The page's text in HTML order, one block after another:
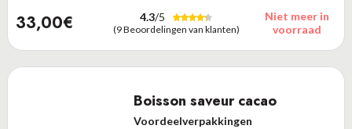
33,00€ 4.3/5
(9 Beoordelingen van klanten)
Niet meer in
voorraad
Boisson saveur cacao
Voordeelverpakkingen